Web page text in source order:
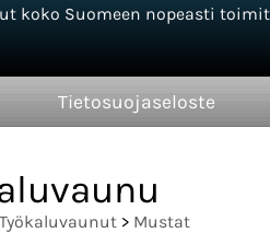
koko Suomeen nopeasti
Tietosuojaseloste
Työkaluvaunut > Mustat